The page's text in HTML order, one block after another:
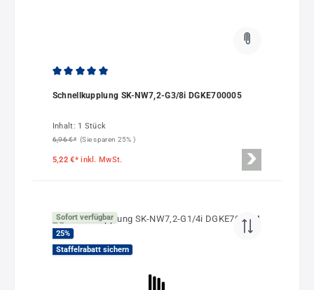
Schnellkupplung SK-NW7,2-G3/8i DGKE700005
Inhalt: 1 Stück
6,96 €* (Sie sparen 25% )
5,22 €*inkl. MwSt.
Sofort verfügbar
25%
Staffelrabatt sichern